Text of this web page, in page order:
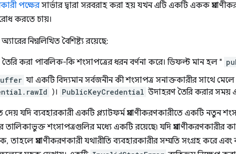
পক্ষেরসার্ভার দ্বারা সরবরাহ করা হয় যখন এটি একটি একক
করতে চায়।
অ্যারের নিম্নলিখিত বৈশিষ্ট্য রয়েছে:
তৈরি করা পাবলিক-কি শংসাপত্রের ধরন বর্ণনা করে। ডিফল্ট মান হল "
যা একটি বিদ্যমান সর্বজনীন কী শংসাপত্র সনাক্তকারীর সাথে
)। PublicKeyCredential উদাহরণ তৈরি করার সময়
যদি ব্যবহারকারী একটি প্ল্যাটফর্ম প্রমাণীকরণকারীতে একটি নতুন
তালিকাভুক্ত শংসাপত্রগুলির মধ্যে একটি রয়েছে৷ যদি প্রমাণীকরণকারীর
তাহলে প্রমাণীকরণকারী যথারীতি ব্যবহারকারীর সম্মতি সংগ্রহ করে